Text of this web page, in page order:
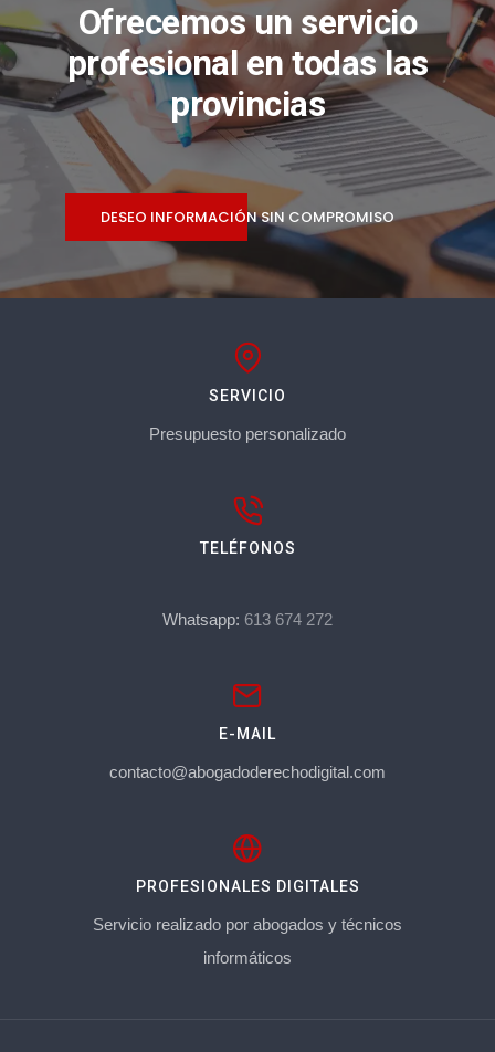
Ofrecemos un servicio
profesional en todas las
provincias
DESEO INFORMACIÓN SIN COMPROMISO
SERVICIO
Presupuesto personalizado
TELÉFONOS
Whatsapp: 613 674 272
E-MAIL
contacto@abogadoderechodigital.com
PROFESIONALES DIGITALES
Servicio realizado por abogados y técnicos
informáticos